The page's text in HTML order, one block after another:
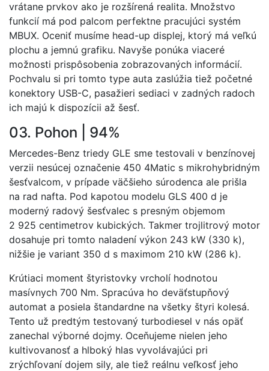
vrátane prvkov ako je rozšírená realita. Množstvo
funkcií má pod palcom perfektne pracujúci systém
MBUX. Oceniť musíme head-up displej, ktorý má veľkú
plochu a jemnú grafiku. Navyše ponúka viaceré
možnosti prispôsobenia zobrazovaných informácií.
Pochvalu si pri tomto type auta zaslúžia tiež početné
konektory USB-C, pasažieri sediaci v zadných radoch
ich majú k dispozícii až šesť.
03. Pohon | 94%
Mercedes-Benz triedy GLE sme testovali v benzínovej
verzii nesúcej označenie 450 4Matic s mikrohybridným
šesťvalcom, v prípade väčšieho súrodenca ale prišla
na rad nafta. Pod kapotou modelu GLS 400 d je
moderný radový šesťvalec s presným objemom
2 925 centimetrov kubických. Takmer trojlitrový motor
dosahuje pri tomto naladení výkon 243 kW (330 k),
nižšie je variant 350 d s maximom 210 kW (286 k).
Krútiaci moment štyristovky vrcholí hodnotou
masívnych 700 Nm. Spracúva ho deväťstupňový
automat a posiela štandardne na všetky štyri kolesá.
Tento už predtým testovaný turbodiesel v nás opäť
zanechal výborné dojmy. Oceňujeme nielen jeho
kultivovanosť a hlboký hlas vyvolávajúci pri
zrýchľovaní dojem sily, ale tiež reálnu veľkosť jeho